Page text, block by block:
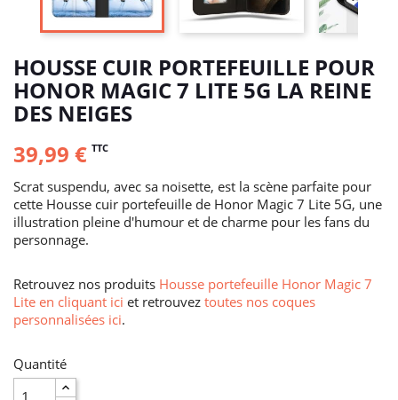
HOUSSE CUIR PORTEFEUILLE POUR
HONOR MAGIC 7 LITE 5G LA REINE
DES NEIGES
39,99 € TTC
Scrat suspendu, avec sa noisette, est la scène parfaite pour
cette Housse cuir portefeuille de Honor Magic 7 Lite 5G, une
illustration pleine d'humour et de charme pour les fans du
personnage.
Retrouvez nos produits Housse portefeuille Honor Magic 7
Lite en cliquant ici et retrouvez toutes nos coques
personnalisées ici.
Quantité